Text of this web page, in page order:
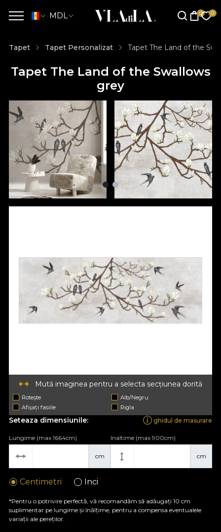
MDL
Tapet Tapet Personalizat Tapet The Land of the
Tapet The Land of the Swallows
grey
Mută imaginea pentru a selecta secțiunea dorită
Rotește
Alb/Negru
Afișați fasiile
Rigla
Seteaza dimensiunile: ghidul de masurare
cm
Lungime (max 1664cm)
cm
Inaltime (max 900cm)
Centimetri Inci
*Pentru o potrivire perfectă, vă recomandăm să adăugați 10 cm
suplimentar pe lungime și înălțime, pentru a compensa eventualele
variații ale pereților.